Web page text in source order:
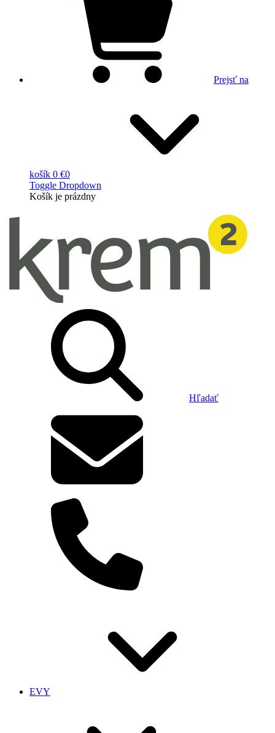
Prejsť na
košík 0 €0
Toggle Dropdown
Košík je prázdny
Hľadať
EVY